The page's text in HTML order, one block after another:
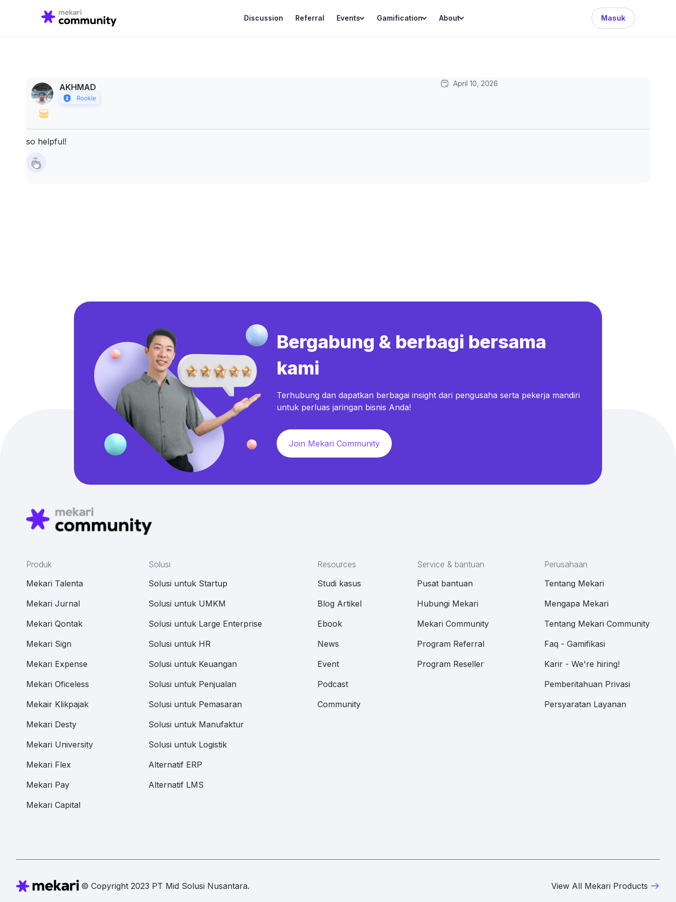
Discussion Referral Events Gamification About Masuk
for:
Search Button
AKHMAD April 10, 2026
so helpful!
Bergabung & berbagi bersama
kami
Terhubung dan dapatkan berbagai insight dari pengusaha serta pekerja mandiri
untuk perluas jaringan bisnis Anda!
Join Mekari Community
Produk
Mekari Talenta
Mekari Jurnal
Mekari Qontak
Mekari Sign
Mekari Expense
Mekari Oficeless
Mekair Klikpajak
Mekari Desty
Mekari University
Mekari Flex
Mekari Pay
Mekari Capital
Solusi
Solusi untuk Startup
Solusi untuk UMKM
Solusi untuk Large Enterprise
Solusi untuk HR
Solusi untuk Keuangan
Solusi untuk Penjualan
Solusi untuk Pemasaran
Solusi untuk Manufaktur
Solusi untuk Logistik
Alternatif ERP
Alternatif LMS
Resources
Studi kasus
Blog Artikel
Ebook
News
Event
Podcast
Community
Service & bantuan
Pusat bantuan
Hubungi Mekari
Mekari Community
Program Referral
Program Reseller
Perusahaan
Tentang Mekari
Mengapa Mekari
Tentang Mekari Community
Faq - Gamifikasi
Karir - We're hiring!
Pemberitahuan Privasi
Persyaratan Layanan
© Copyright 2023 PT Mid Solusi Nusantara. View All Mekari Products